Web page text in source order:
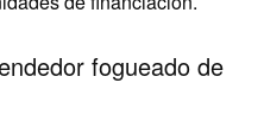
fogueado de